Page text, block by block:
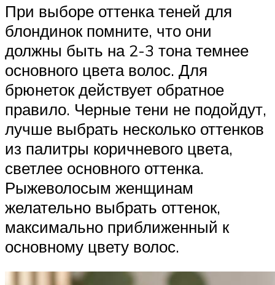
При выборе оттенка теней для
блондинок помните, что они
должны быть на 2-3 тона темнее
основного цвета волос. Для
брюнеток действует обратное
правило. Черные тени не подойдут,
лучше выбрать несколько оттенков
из палитры коричневого цвета,
светлее основного оттенка.
Рыжеволосым женщинам
желательно выбрать оттенок,
максимально приближенный к
основному цвету волос.